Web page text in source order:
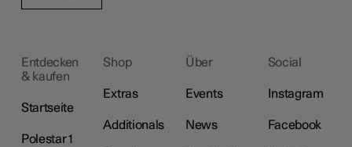
Entdecken
& kaufen
Startseite
Polestar 1
Shop
Extras
Additionals
Über
Events
News
Social
Instagram
Facebook